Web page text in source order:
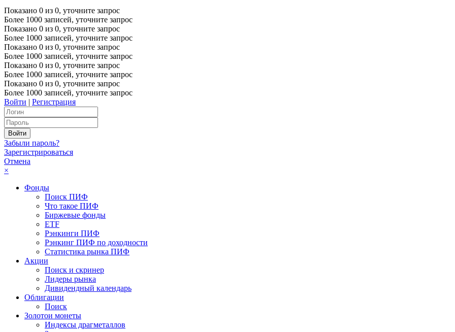
Показано 0 из 0, уточните запрос
Более 1000 записей, уточните запрос
Показано 0 из 0, уточните запрос
Более 1000 записей, уточните запрос
Показано 0 из 0, уточните запрос
Более 1000 записей, уточните запрос
Показано 0 из 0, уточните запрос
Более 1000 записей, уточните запрос
Показано 0 из 0, уточните запрос
Более 1000 записей, уточните запрос
Войти | Регистрация
Забыли пароль?
Зарегистрироваться
Отмена
×
Фонды
Поиск ПИФ
Что такое ПИФ
Биржевые фонды
ETF
Рэнкинги ПИФ
Рэнкинг ПИФ по доходности
Статистика рынка ПИФ
Акции
Поиск и скринер
Лидеры рынка
Дивидендный календарь
Облигации
Поиск
Золотои монеты
Индексы драгметаллов